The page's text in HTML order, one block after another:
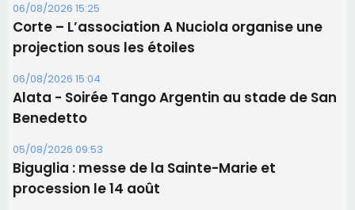
06/08/2026 15:25
Corte – L’association A Nuciola organise une
projection sous les étoiles
06/08/2026 15:04
Alata - Soirée Tango Argentin au stade de San
Benedetto
05/08/2026 09:53
Biguglia : messe de la Sainte-Marie et
procession le 14 août